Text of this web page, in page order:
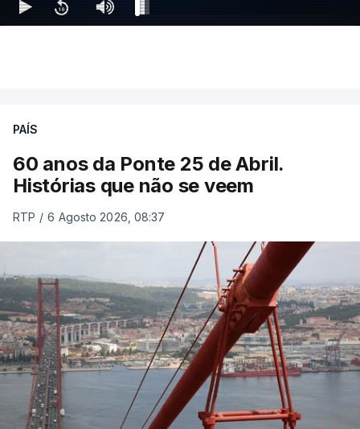
PAÍS
60 anos da Ponte 25 de Abril.
Histórias que não se veem
RTP / 6 Agosto 2026, 08:37